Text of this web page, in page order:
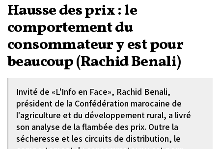
Hausse des prix : le
comportement du
consommateur y est pour
beaucoup (Rachid Benali)
Invité de «L'Info en Face», Rachid Benali,
président de la Confédération marocaine de
l'agriculture et du développement rural, a livré
son analyse de la flambée des prix. Outre la
sécheresse et les circuits de distribution, le